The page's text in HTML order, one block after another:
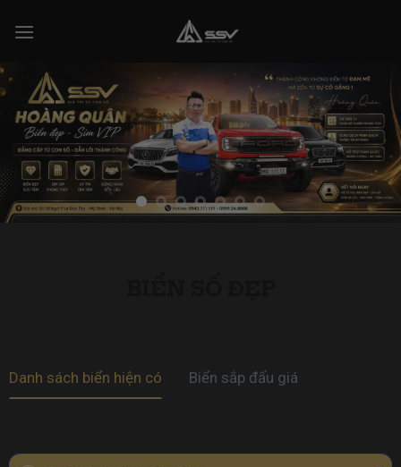
Danh sách biển hiện có Biển sắp đấu giá